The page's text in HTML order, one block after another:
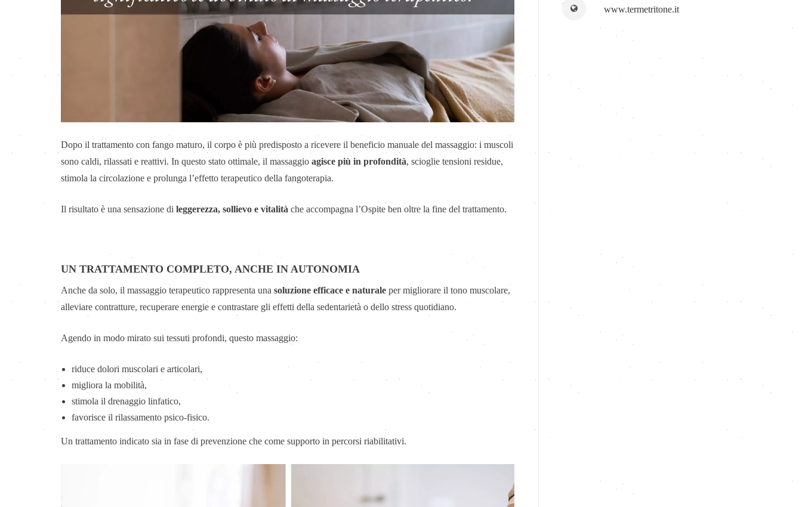
Dopo il trattamento con fango maturo, il corpo è più predisposto a ricevere il beneficio manuale del massaggio: i muscoli
sono caldi, rilassati e reattivi. In questo stato ottimale, il massaggio agisce più in profondità, scioglie tensioni residue,
stimola la circolazione e prolunga l’effetto terapeutico della fangoterapia.
Il risultato è una sensazione di leggerezza, sollievo e vitalità che accompagna l’Ospite ben oltre la fine del trattamento.
UN TRATTAMENTO COMPLETO, ANCHE IN AUTONOMIA
Anche da solo, il massaggio terapeutico rappresenta una soluzione efficace e naturale per migliorare il tono muscolare,
alleviare contratture, recuperare energie e contrastare gli effetti della sedentarietà o dello stress quotidiano.
Agendo in modo mirato sui tessuti profondi, questo massaggio:
riduce dolori muscolari e articolari,
migliora la mobilità,
stimola il drenaggio linfatico,
favorisce il rilassamento psico-fisico.
Un trattamento indicato sia in fase di prevenzione che come supporto in percorsi riabilitativi.
www.termetritone.it